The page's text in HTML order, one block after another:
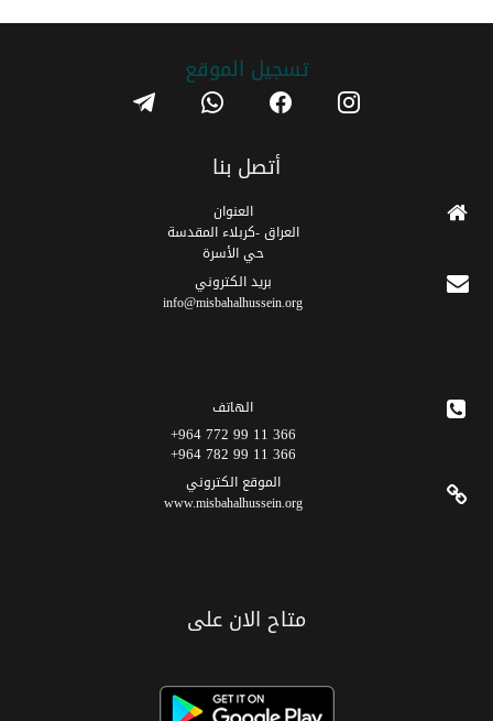
تسجیل الموقع instagram
facebook
whatsapp
telegram
أتصل بنا
العنوان
العراق -كربلاء المقدسة
حي الأسرة
برید الکتروني
info@misbahalhussein.org
الهاتف
366 11 99 772 964+
366 11 99 782 964+
الموقع الکتروني
www.misbahalhussein.org
متاح الان على